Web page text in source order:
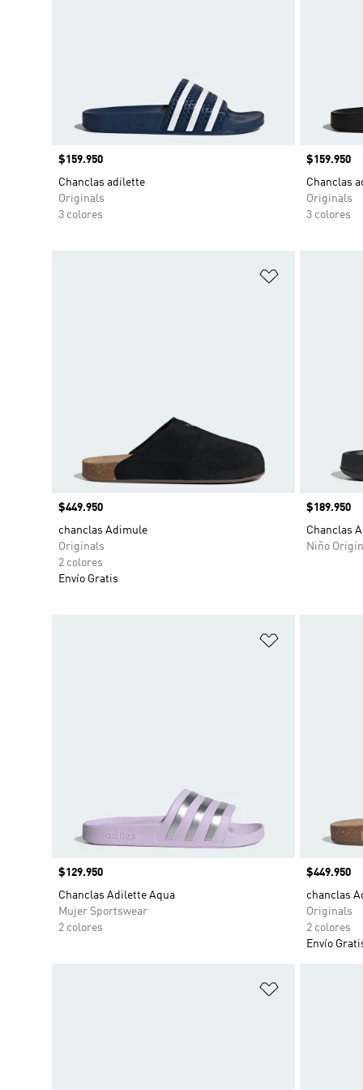
Precio
$159.950
Chanclas adilette
Originals
3 colores
Precio
$159.950
Chanclas
Originals
3 colores
Precio
$449.950
chanclas Adimule
Originals
2 colores
Envío Gratis
Precio
$189.950
Chanclas
Niño
Precio
$129.950
Chanclas Adilette Aqua
Mujer Sportswear
2 colores
Precio
$449.950
chanclas
Originals
2 colores
Envío